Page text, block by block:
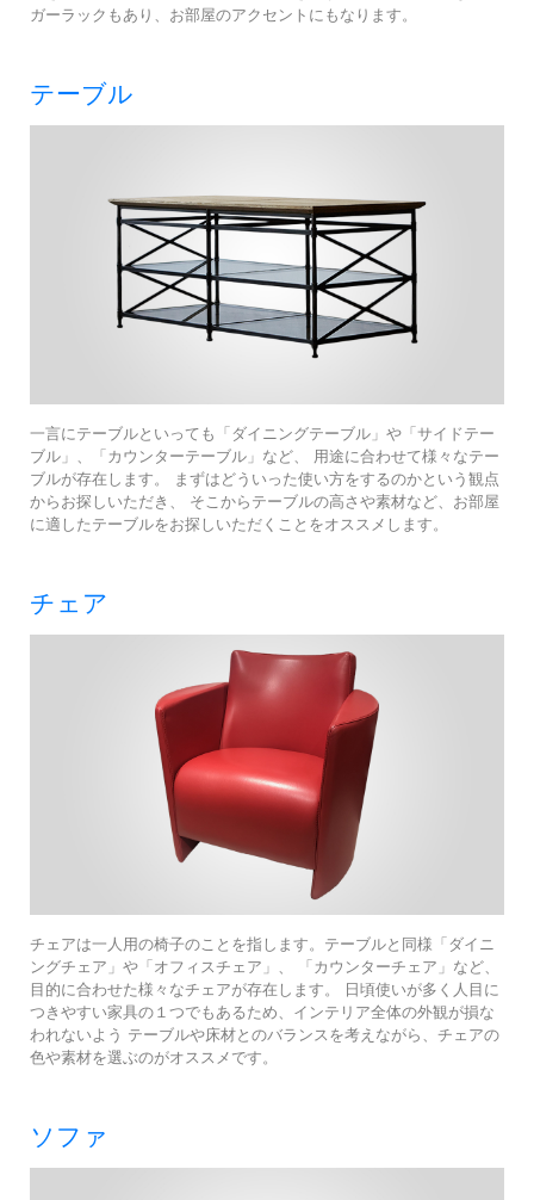
ガーラックもあり、お部屋のアクセントにもなります。
テーブル
一言にテーブルといっても「ダイニングテーブル」や「サイドテー
ブル」、「カウンターテーブル」など、 用途に合わせて様々なテー
ブルが存在します。 まずはどういった使い方をするのかという観点
からお探しいただき、 そこからテーブルの高さや素材など、お部屋
に適したテーブルをお探しいただくことをオススメします。
チェア
チェアは一人用の椅子のことを指します。テーブルと同様「ダイニ
ングチェア」や「オフィスチェア」、 「カウンターチェア」など、
目的に合わせた様々なチェアが存在します。 日頃使いが多く人目に
つきやすい家具の１つでもあるため、インテリア全体の外観が損な
われないよう テーブルや床材とのバランスを考えながら、チェアの
色や素材を選ぶのがオススメです。
ソファ